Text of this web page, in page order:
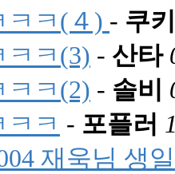
ㅋㅋ(４) - 쿠키
ㅋㅋ(3) - 산타
ㅋㅋ(2) - 솔비
ㅋㅋ - 포플러
재욱님 생